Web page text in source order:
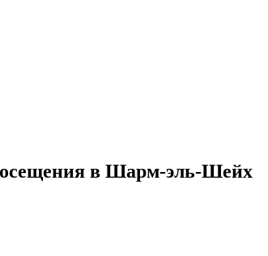
в Шарм-эль-Шейх